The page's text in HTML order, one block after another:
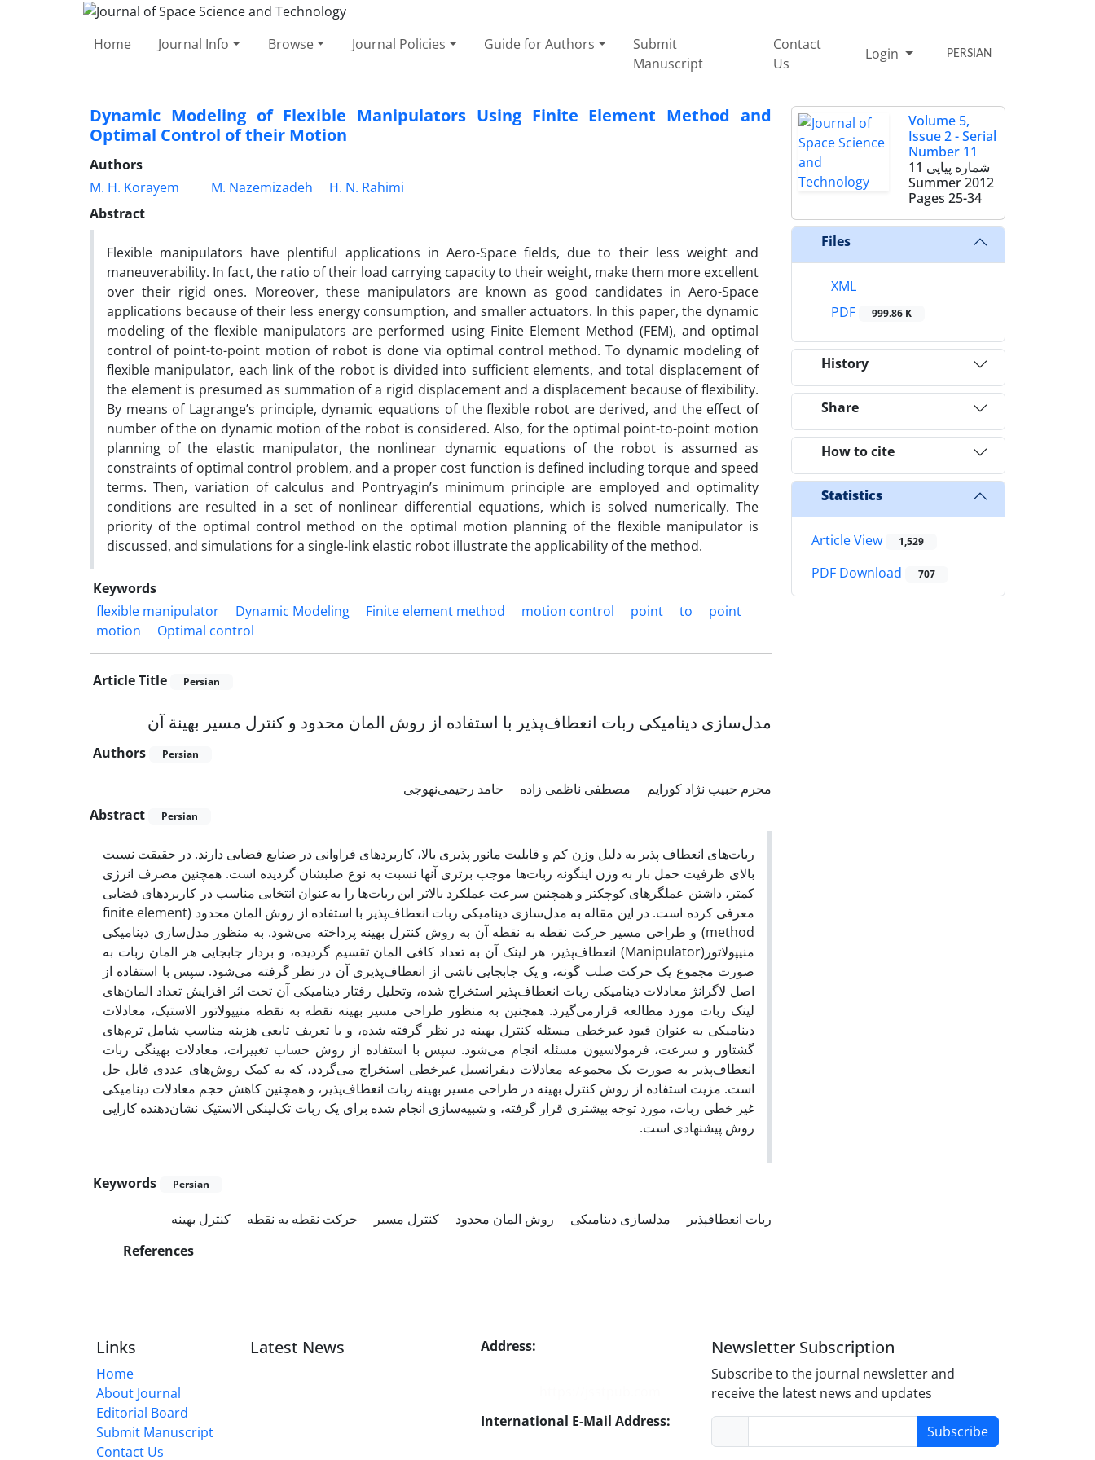
Home Journal Info Browse Journal Policies Guide for Authors
Submit
Manuscript
Contact
Us
Login PERSIAN
Dynamic Modeling of Flexible Manipulators Using Finite Element Method and
Optimal Control of their Motion
Authors
M. H. Korayem
M. Nazemizadeh
H. N. Rahimi
Abstract
Flexible manipulators have plentiful applications in Aero-Space fields, due to their less weight and
maneuverability. In fact, the ratio of their load carrying capacity to their weight, make them more excellent
over their rigid ones. Moreover, these manipulators are known as good candidates in Aero-Space
applications because of their less energy consumption, and smaller actuators. In this paper, the dynamic
modeling of the flexible manipulators are performed using Finite Element Method (FEM), and optimal
control of point-to-point motion of robot is done via optimal control method. To dynamic modeling of
flexible manipulator, each link of the robot is divided into sufficient elements, and total displacement of
the element is presumed as summation of a rigid displacement and a displacement because of flexibility.
By means of Lagrange’s principle, dynamic equations of the flexible robot are derived, and the effect of
number of the on dynamic motion of the robot is considered. Also, for the optimal point-to-point motion
planning of the elastic manipulator, the nonlinear dynamic equations of the robot is assumed as
constraints of optimal control problem, and a proper cost function is defined including torque and speed
terms. Then, variation of calculus and Pontryagin’s minimum principle are employed and optimality
conditions are resulted in a set of nonlinear differential equations, which is solved numerically. The
priority of the optimal control method on the optimal motion planning of the flexible manipulator is
discussed, and simulations for a single-link elastic robot illustrate the applicability of the method.
Keywords
flexible manipulator
Dynamic Modeling Finite element method motion control point to
point
motion
Optimal control
Article Title Persian
مدل‌سازی دینامیکی ربات انعطاف‌پذیر با استفاده از روش المان محدود و کنترل مسیر بهینة آن
Authors Persian
محرم حبیب نژاد کورایم مصطفی ناظمی زاده
حامد رحیمی‌نهوجی
Abstract
Persian
ربات‌های انعطاف پذیر به دلیل وزن کم و قابلیت مانور پذیری بالا، کاربردهای فراوانی در صنایع فضایی دارند. در حقیقت نسبت
بالای ظرفیت حمل بار به وزن اینگونه ربات‌ها موجب برتری آنها نسبت به نوع صلبشان گردیده است. همچنین مصرف انرژی
کمتر، داشتن عملگرهای کوچکتر و همچنین سرعت عملکرد بالاتر این ربات‌ها را به‌عنوان انتخابی مناسب در کاربردهای فضایی
معرفی کرده است. در این مقاله به مدل‌سازی دینامیکی ربات انعطاف‌پذیر با استفاده از روش المان محدود (finite element
method) و طراحی مسیر حرکت نقطه به نقطه آن به روش کنترل بهینه پرداخته می‌شود. به منظور مدل‌سازی دینامیکی
منیپولاتور(Manipulator) انعطاف‌پذیر، هر لینک آن به تعداد کافی المان تقسیم گردیده، و بردار جابجایی هر المان ربات به
صورت مجموع یک حرکت صلب گونه، و یک جابجایی ناشی از انعطاف‌پذیری آن در نظر گرفته می‌شود. سپس با استفاده از
اصل لاگرانژ معادلات دینامیکی ربات انعطاف‌پذیر استخراج شده، وتحلیل رفتار دینامیکی آن تحت اثر افزایش تعداد المان‌های
لینک ربات مورد مطالعه قرارمی‌گیرد. همچنین به منظور طراحی مسیر بهینه نقطه به نقطه منیپولاتور الاستیک، معادلات
دینامیکی به عنوان قیود غیرخطی مسئله کنترل بهینه در نظر گرفته شده، و با تعریف تابعی هزینه مناسب شامل ترم‌های
گشتاور و سرعت، فرمولاسیون مسئله انجام می‌شود. سپس با استفاده از روش حساب تغییرات، معادلات بهینگی ربات
انعطاف‌پذیر به صورت یک مجموعه معادلات دیفرانسیل غیرخطی استخراج می‌گردد، که به کمک روش‌های عددی قابل حل
است. مزیت استفاده از روش‌ کنترل بهینه در طراحی مسیر بهینه ربات انعطاف‌پذیر، و همچنین کاهش حجم معادلات دینامیکی
غیر خطی ربات، مورد توجه بیشتری قرار گرفته، و شبیه‌سازی انجام شده برای یک ربات تک‌لینکی الاستیک نشان‌دهنده کارایی
روش پیشنهادی است.
Keywords Persian
ربات انعطاف­پذیر مدل­سازی دینامیکی روش المان محدود کنترل مسیر حرکت نقطه به نقطه
کنترل بهینه
References
Volume 5,
Issue 2 - Serial
Number 11
شماره پیاپی 11
Summer 2012
Pages 25-34
Files
XML
PDF
999.86 K
History
Share
How to cite
Statistics
Article View 1,529
PDF Download 707
Links
Home
About Journal
Editorial Board
Submit Manuscript
Contact Us
Latest News Address:
International E-Mail Address:
Newsletter Subscription
Subscribe to the journal newsletter and
receive the latest news and updates
Subscribe